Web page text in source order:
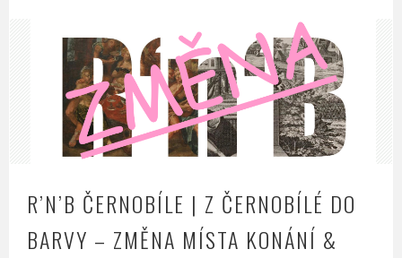
R’N’B ČERNOBÍLE | Z ČERNOBÍLÉ DO
BARVY – ZMĚNA MÍSTA KONÁNÍ &